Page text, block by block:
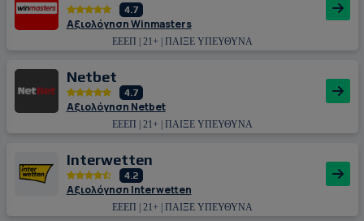
4.7
Αξιολόγηση Winmasters
ΕΕΕΠ | 21+ | ΠΑΙΞΕ ΥΠΕΥΘΥΝΑ
Netbet
4.7
Αξιολόγηση Netbet
ΕΕΕΠ | 21+ | ΠΑΙΞΕ ΥΠΕΥΘΥΝΑ
Interwetten
4.2
Αξιολόγηση Interwetten
ΕΕΕΠ | 21+ | ΠΑΙΞΕ ΥΠΕΥΘΥΝΑ